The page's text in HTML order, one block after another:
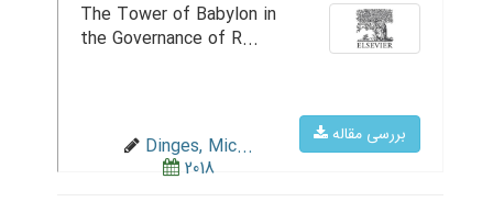
بررسی مقاله
The Tower of Babylon in
the Governance of R...
Dinges, Mic...
2018